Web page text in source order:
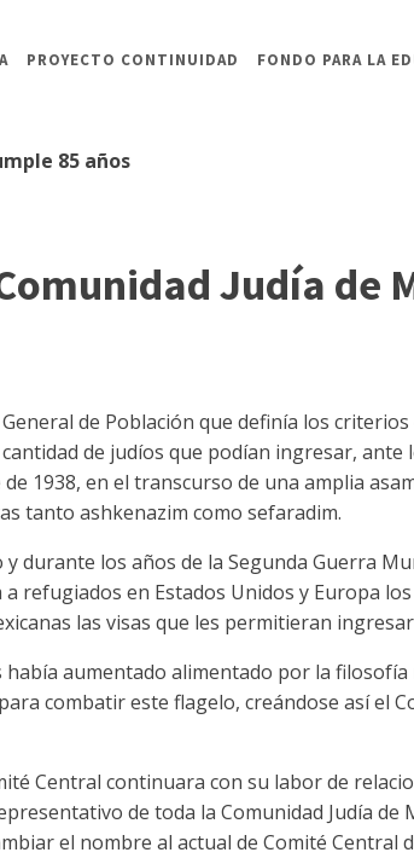
PROYECTO CONTINUIDAD FONDO PARA LA
85 años
Judía de
de Población que definía los
de judíos que podían ingresar, ante
1938, en el transcurso de una amplia
tanto ashkenazim como sefaradim.
durante los años de la Segunda Guerra
refugiados en Estados Unidos y Europa
las visas que les permitieran
aumentado alimentado por la filosofía
combatir este flagelo, creándose así el
Central continuara con su labor de
de toda la Comunidad Judía de
el nombre al actual de Comité Central